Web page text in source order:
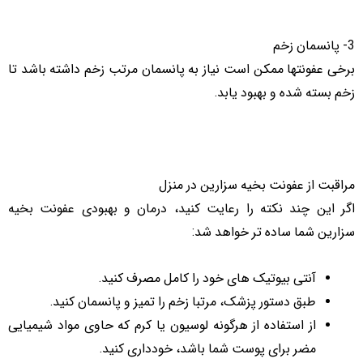
3- پانسمان زخم
برخی عفونتها ممکن است نیاز به پانسمان مرتب زخم داشته باشد تا
زخم بسته شده و بهبود یابد.
مراقبت از عفونت بخیه سزارین در منزل
اگر این چند نکته را رعایت کنید، درمان و بهبودی عفونت بخیه
سزارین شما ساده تر خواهد شد:
آنتی بیوتیک های خود را کامل مصرف کنید.
طبق دستور پزشک، مرتبا زخم را تمیز و پانسمان کنید.
از استفاده از هرگونه لوسیون یا کرم که حاوی مواد شیمیایی
مضر برای پوست شما باشد، خودداری کنید.